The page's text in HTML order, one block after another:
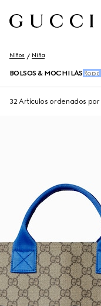
Niños Niña
BOLSOS & MOCHILAS Ropa
32 Artículos ordenados por